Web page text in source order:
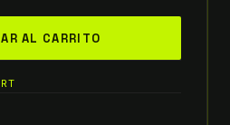
AL CARRITO